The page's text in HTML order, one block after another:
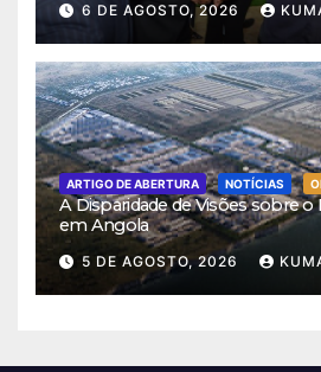
6 DE AGOSTO, 2026
ARTIGO DE ABERTURA NOTÍCIAS
A Disparidade de Visões sobre
em Angola
5 DE AGOSTO, 2026